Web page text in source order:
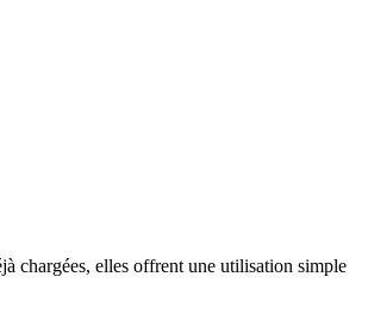
chargées, elles offrent une utilisation simple